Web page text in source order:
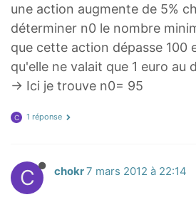
une action augmente de 5%
déterminer n0 le nombre
que cette action dépasse 100
qu'elle ne valait que 1 euro au
→ Ici je trouve n0= 95
C 1 réponse
C chokr7 mars 2012 à 22:14